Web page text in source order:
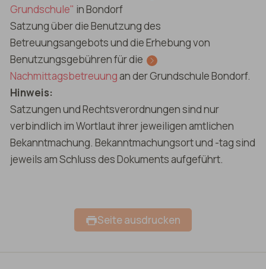
Grundschule" in Bondorf
Satzung über die Benutzung des
Betreuungsangebots und die Erhebung von
Benutzungsgebühren für die
Nachmittagsbetreuungan der Grundschule Bondorf.
Hinweis:
Satzungen und Rechtsverordnungen sind nur
verbindlich im Wortlaut ihrer jeweiligen amtlichen
Bekanntmachung. Bekanntmachungsort und -tag sind
jeweils am Schluss des Dokuments aufgeführt.
Seite ausdrucken